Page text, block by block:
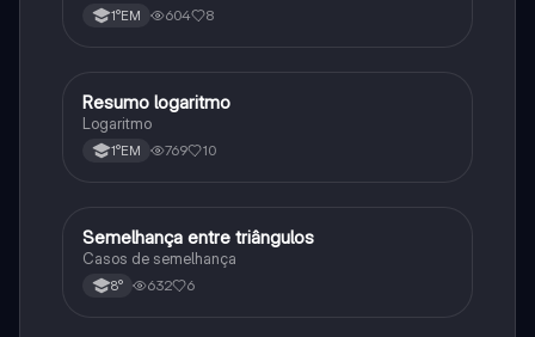
1°EM 604 8
Matematica
Resumo logaritmo
Logaritmo
1°EM 769 10
Matematica
Semelhança entre triângulos
Casos de semelhança
8° 632 6